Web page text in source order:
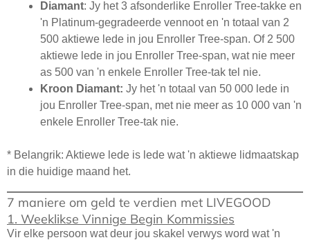
Diamant: Jy het 3 afsonderlike Enroller Tree-takke en
'n Platinum-gegradeerde vennoot en 'n totaal van 2
500 aktiewe lede in jou Enroller Tree-span. Of 2 500
aktiewe lede in jou Enroller Tree-span, wat nie meer
as 500 van 'n enkele Enroller Tree-tak tel nie.
Kroon Diamant: Jy het 'n totaal van 50 000 lede in
jou Enroller Tree-span, met nie meer as 10 000 van 'n
enkele Enroller Tree-tak nie.
* Belangrik: Aktiewe lede is lede wat 'n aktiewe lidmaatskap
in die huidige maand het.
7 maniere om geld te verdien met LIVEGOOD
1. Weeklikse Vinnige Begin Kommissies
Vir elke persoon wat deur jou skakel verwys word wat 'n